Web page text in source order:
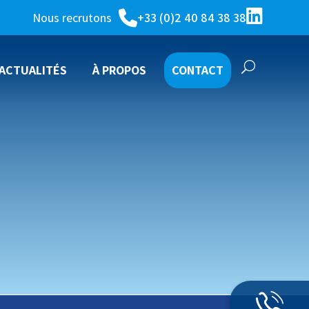
Nous recrutons +33 (0)2 40 84 38 38
À PROPOS CONTACT